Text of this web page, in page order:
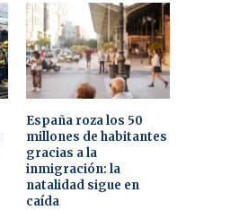
España roza los 50
millones de habitantes
gracias a la
inmigración: la
natalidad sigue en
caída